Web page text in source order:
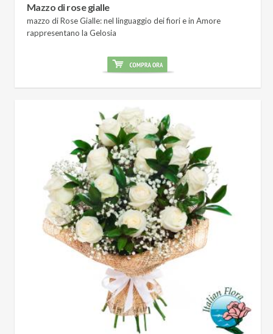
Mazzo di rose gialle
mazzo di Rose Gialle: nel linguaggio dei fiori e in Amore
rappresentano la Gelosia